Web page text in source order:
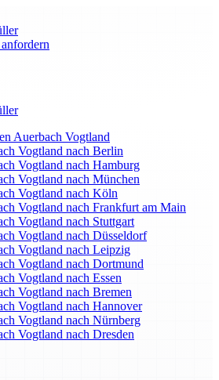
Auerbach Vogtland
Vogtland nach Berlin
Vogtland nach Hamburg
Vogtland nach München
Vogtland nach Köln
Vogtland nach Frankfurt am Main
Vogtland nach Stuttgart
Vogtland nach Düsseldorf
Vogtland nach Leipzig
Vogtland nach Dortmund
Vogtland nach Essen
Vogtland nach Bremen
Vogtland nach Hannover
Vogtland nach Nürnberg
Vogtland nach Dresden